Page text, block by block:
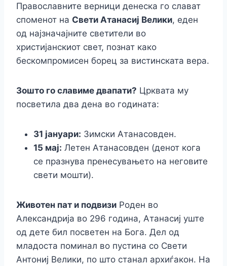
Православните верници денеска го слават
споменот на Свети Атанасиј Велики, еден
од најзначајните светители во
христијанскиот свет, познат како
бескомпромисен борец за вистинската вера.
Зошто го славиме двапати? Црквата му
посветила два дена во годината:
31 јануари: Зимски Атанасовден.
15 мај: Летен Атанасовден (денот кога
се празнува пренесувањето на неговите
свети мошти).
Животен пат и подвизи Роден во
Александрија во 296 година, Атанасиј уште
од дете бил посветен на Бога. Дел од
младоста поминал во пустина со Свети
Антониј Велики, по што станал архиѓакон. На